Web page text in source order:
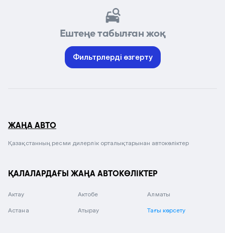
Ештеңе табылған жоқ
Фильтрлерді өзгерту
ЖАҢА АВТО
Қазақстанның ресми дилерлік орталықтарынан автокөліктер
ҚАЛАЛАРДАҒЫ ЖАҢА АВТОКӨЛІКТЕР
Актау Актобе Алматы
Астана Атырау Тағы көрсету